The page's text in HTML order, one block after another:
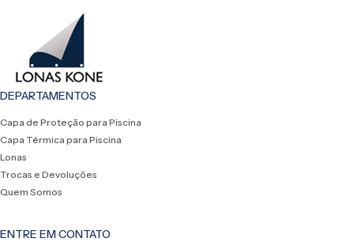
DEPARTAMENTOS
Capa de Proteção para Piscina
Capa Térmica para Piscina
Lonas
Trocas e Devoluções
Quem Somos
ENTRE EM CONTATO